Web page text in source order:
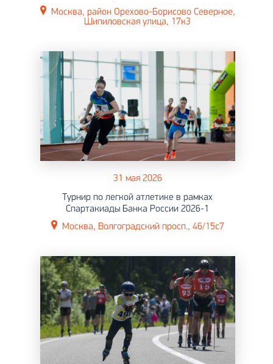
Москва, район Орехово-Борисово Северное,
Шипиловская улица, 17к3
31 мая 2026
Турнир по легкой атлетике в рамках
Спартакиады Банка России 2026-1
Москва, Волгоградский просп., 46/15с7